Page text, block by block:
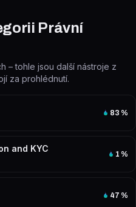
Právní
– tohle jsou další nástroje z
za prohlédnutí.
83 %
and KYC
1 %
47 %